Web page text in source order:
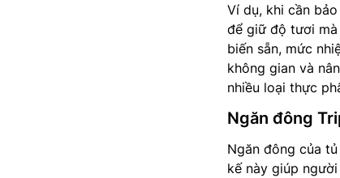
Ví dụ, khi cần
để giữ độ tươi
biến sẵn, mức
không gian và
nhiều loại thực
Ngăn đông
Ngăn đông của
kế này giúp